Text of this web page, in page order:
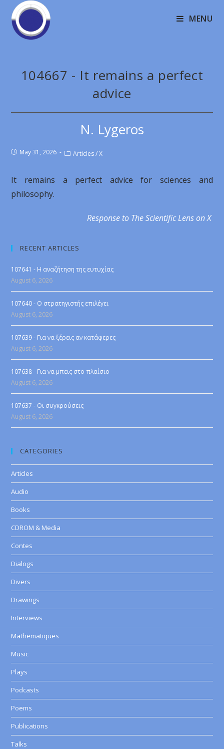
MENU
104667 - It remains a perfect
advice
N. Lygeros
May 31, 2026 Articles / X
It remains a perfect advice for sciences and
philosophy.
Response to The Scientific Lens on X
RECENT ARTICLES
107641 - Η αναζήτηση της ευτυχίας
August 6, 2026
107640 - Ο στρατηγιστής επιλέγει
August 6, 2026
107639 - Για να ξέρεις αν κατάφερες
August 6, 2026
107638 - Για να μπεις στο πλαίσιο
August 6, 2026
107637 - Οι συγκρούσεις
August 6, 2026
CATEGORIES
Articles
Audio
Books
CDROM & Media
Contes
Dialogs
Divers
Drawings
Interviews
Mathematiques
Music
Plays
Podcasts
Poems
Publications
Talks